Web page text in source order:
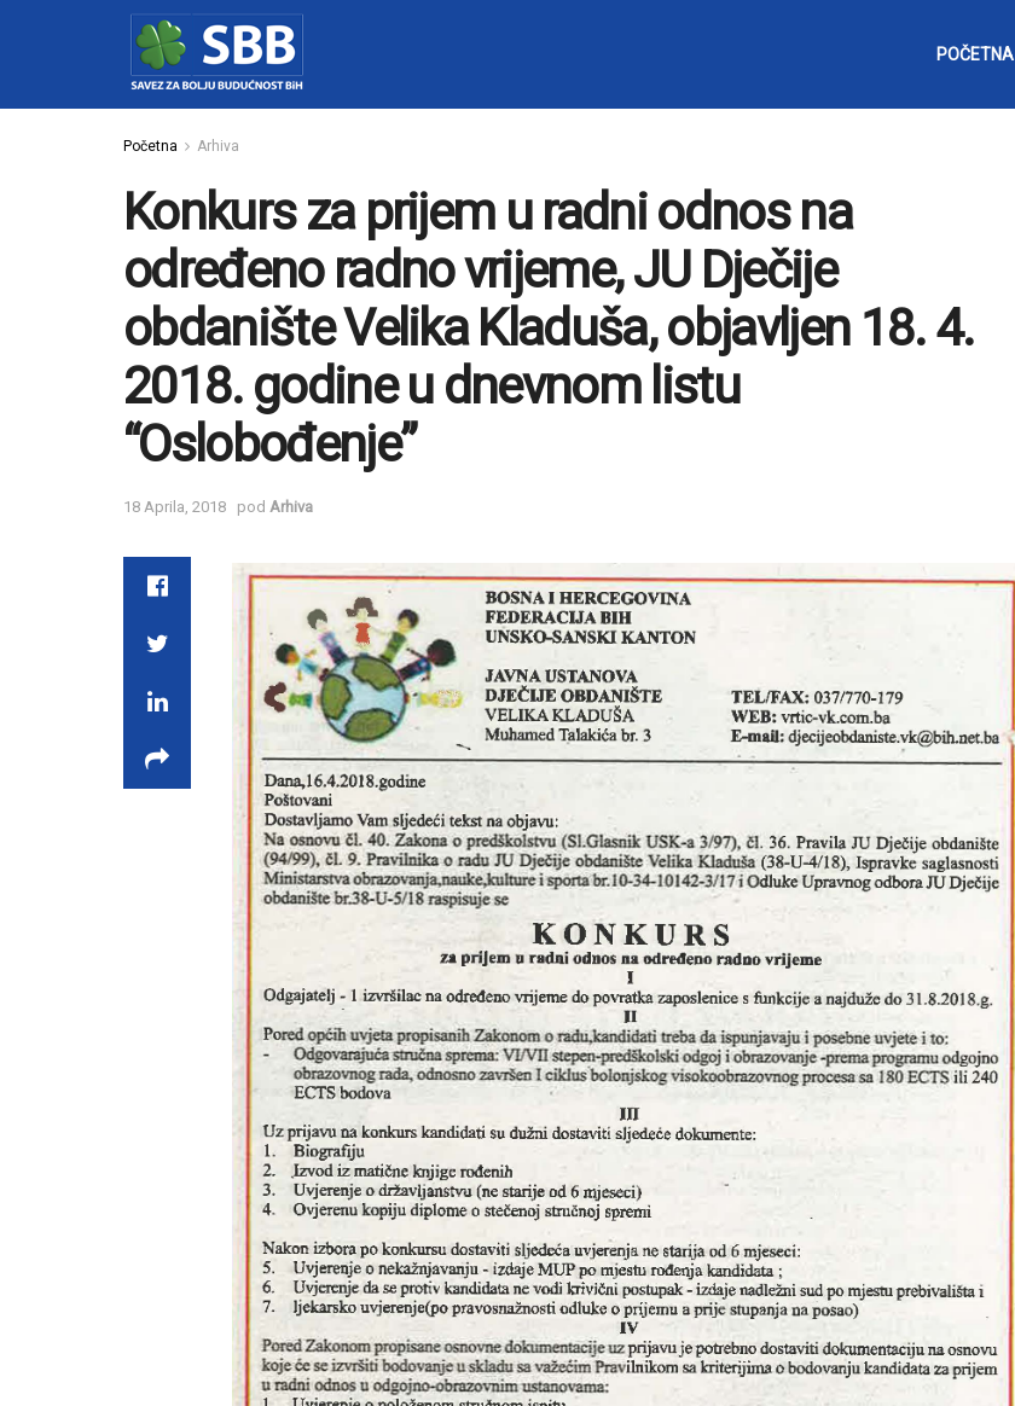
POČETNA
Početna Arhiva
Konkurs za prijem u radni odnos na
određeno radno vrijeme, JU Dječije
obdanište Velika Kladuša, objavljen 18. 4.
2018. godine u dnevnom listu
“Oslobođenje”
18 Aprila, 2018 pod Arhiva